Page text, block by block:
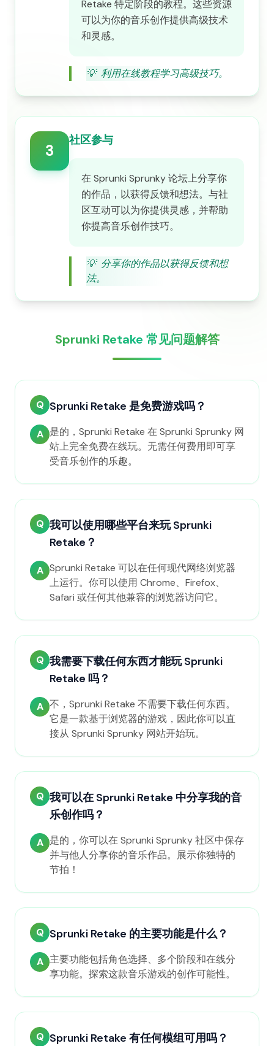
Retake 特定阶段的教程。这些资源
可以为你的音乐创作提供高级技术
和灵感。
💡 利用在线教程学习高级技巧。
3
社区参与
在 Sprunki Sprunky 论坛上分享你
的作品，以获得反馈和想法。与社
区互动可以为你提供灵感，并帮助
你提高音乐创作技巧。
💡 分享你的作品以获得反馈和想
法。
Sprunki Retake 常见问题解答
Q Sprunki Retake 是免费游戏吗？
A 是的，Sprunki Retake 在 Sprunki Sprunky 网
站上完全免费在线玩。无需任何费用即可享
受音乐创作的乐趣。
Q 我可以使用哪些平台来玩 Sprunki
Retake？
A Sprunki Retake 可以在任何现代网络浏览器
上运行。你可以使用 Chrome、Firefox、
Safari 或任何其他兼容的浏览器访问它。
Q 我需要下载任何东西才能玩 Sprunki
Retake 吗？
A 不，Sprunki Retake 不需要下载任何东西。
它是一款基于浏览器的游戏，因此你可以直
接从 Sprunki Sprunky 网站开始玩。
Q 我可以在 Sprunki Retake 中分享我的音
乐创作吗？
A 是的，你可以在 Sprunki Sprunky 社区中保存
并与他人分享你的音乐作品。展示你独特的
节拍！
Q Sprunki Retake 的主要功能是什么？
A 主要功能包括角色选择、多个阶段和在线分
享功能。探索这款音乐游戏的创作可能性。
Q Sprunki Retake 有任何模组可用吗？